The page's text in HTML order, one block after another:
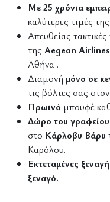
Με 25 χρόνια
καλύτερες τιμές
Απευθείας τακτικές
της Aegean Airlines
Αθήνα .
Διαμονή μόνο σε
τις βόλτες σας στον
Πρωινό μπουφέ
Δώρο του
στο Κάρλοβυ Βάρυ
Καρόλου.
Εκτεταμένες
ξεναγό.